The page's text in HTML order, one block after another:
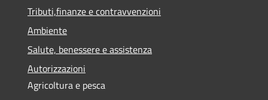
Tributi,finanze e contravvenzioni
Ambiente
Salute, benessere e assistenza
Autorizzazioni
Agricoltura e pesca